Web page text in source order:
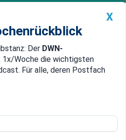
Geldanlage Premium
Magazin China
mit Body-
X
Der DWN-
1x/Woche die wichtigsten
Für alle, deren Postfach